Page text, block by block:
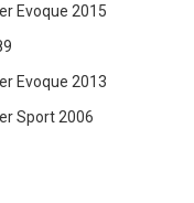
Evoque 2015
Evoque 2013
Sport 2006